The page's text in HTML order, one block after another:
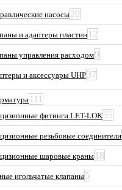
насосы20
и адаптеры пластин 12
управления расходом9
и аксессуары UHP37
111
фитинги LET-LOK55
резьбовые соединители
шаровые краны 18
игольчатые клапаны5